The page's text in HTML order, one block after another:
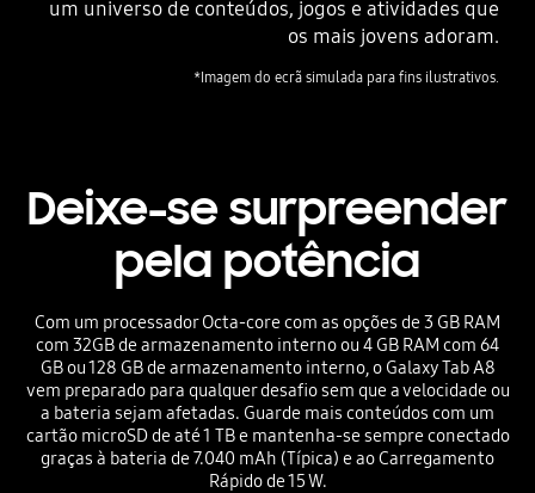
um universo de conteúdos, jogos e atividades que
os mais jovens adoram.
*Imagem do ecrã simulada para fins ilustrativos.
Deixe-se surpreender
pela potência
Com um processador Octa-core com as opções de 3 GB RAM
com 32GB de armazenamento interno ou 4 GB RAM com 64
GB ou 128 GB de armazenamento interno, o Galaxy Tab A8
vem preparado para qualquer desafio sem que a velocidade ou
a bateria sejam afetadas. Guarde mais conteúdos com um
cartão microSD de até 1 TB e mantenha-se sempre conectado
graças à bateria de 7.040 mAh (Típica) e ao Carregamento
Rápido de 15 W.